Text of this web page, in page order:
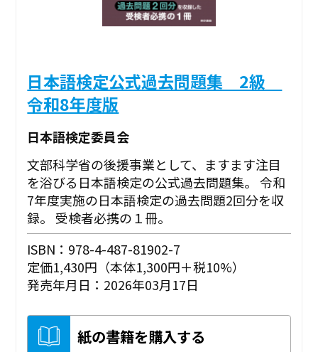
日本語検定公式過去問題集 2級
令和8年度版
日本語検定委員会
文部科学省の後援事業として、ますます注目
を浴びる日本語検定の公式過去問題集。 令和
7年度実施の日本語検定の過去問題2回分を収
録。 受検者必携の１冊。
ISBN：978-4-487-81902-7
定価1,430円（本体1,300円＋税10%）
発売年月日：2026年03月17日
紙の書籍を購入する